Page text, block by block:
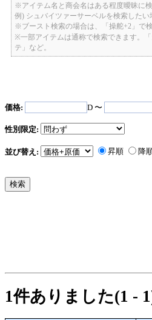
※アイテム名と商会名はある程度曖昧に検
例) シュバイツァーサーベルを検索した
※ブースト検索の場合は、「操舵+2」で
※一部アイテムは通称で検索できます。
テ」など。
価格: D 〜
性別限定:
並び替え: 昇順 降
1件ありました(1 - 1)